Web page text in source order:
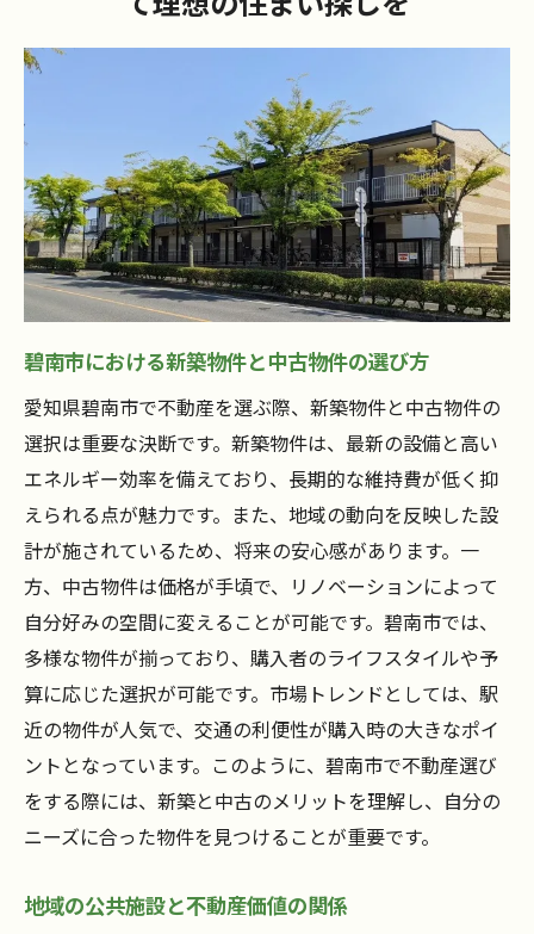
碧南市における新築物件と中古物件の選び方
愛知県碧南市で不動産を選ぶ際、新築物件と中古物件の
選択は重要な決断です。新築物件は、最新の設備と高い
エネルギー効率を備えており、長期的な維持費が低く抑
えられる点が魅力です。また、地域の動向を反映した設
計が施されているため、将来の安心感があります。一
方、中古物件は価格が手頃で、リノベーションによって
自分好みの空間に変えることが可能です。碧南市では、
多様な物件が揃っており、購入者のライフスタイルや予
算に応じた選択が可能です。市場トレンドとしては、駅
近の物件が人気で、交通の利便性が購入時の大きなポイ
ントとなっています。このように、碧南市で不動産選び
をする際には、新築と中古のメリットを理解し、自分の
ニーズに合った物件を見つけることが重要です。
地域の公共施設と不動産価値の関係